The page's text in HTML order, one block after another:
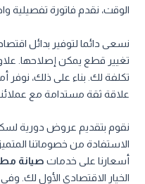
الوقت، نقدم فاتورة تفصيلية
نسعى دائما لتوفير بدائل
تغيير قطع يمكن إصلاحها.
تكلفة لك. بناء على ذلك، نوفر
علاقة ثقة مستدامة مع
نقوم بتقديم عروض دورية
الاستفادة من خصوماتنا
أسعارنا على خدمات صيانة
الخيار الاقتصادي الأول لك.